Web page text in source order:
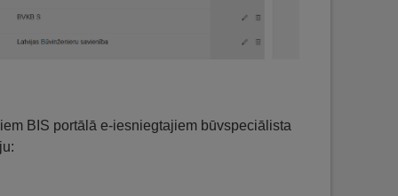
BIS portālā e-iesniegtajiem būvspeciālista